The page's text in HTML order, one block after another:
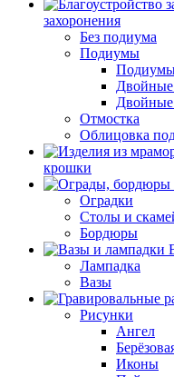
захоронения
Без подиума
Подиумы
Двойные
Отмостка
Облицовка
крошки
Оградки
Столы и
Бордюры
Лампадка
Вазы
Рисунки
Ангел
Иконы